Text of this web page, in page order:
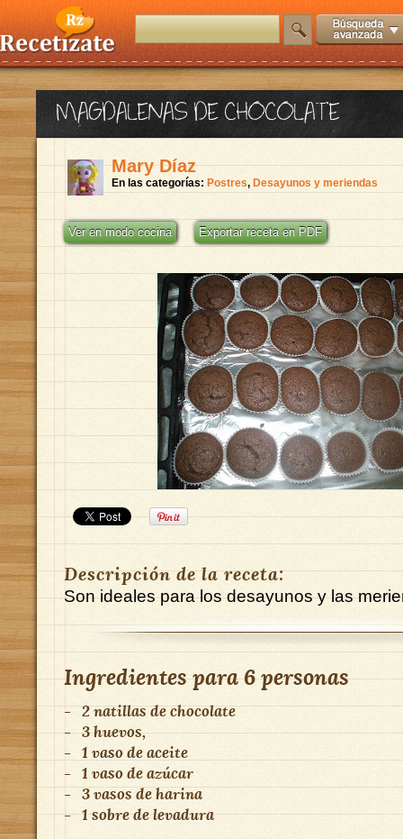
MAGDALENAS DE CHOCOLATE
Mary Díaz
En las categorías: Postres, Desayunos y meriendas
Ver en modo cocina Exportar receta en PDF
Descripción de la receta:
Son ideales para los desayunos y las
Ingredientes para6 personas
- 2 natillas de chocolate
- 3 huevos,
- 1 vaso de aceite
- 1 vaso de azúcar
- 3 vasos de harina
- 1 sobre de levadura